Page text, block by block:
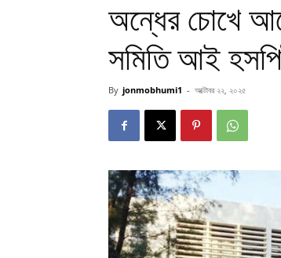
অন্ধের চোখে
সমিতি আই
By jonmobhumi1 - অক্টোবর ২২, ২০২৫